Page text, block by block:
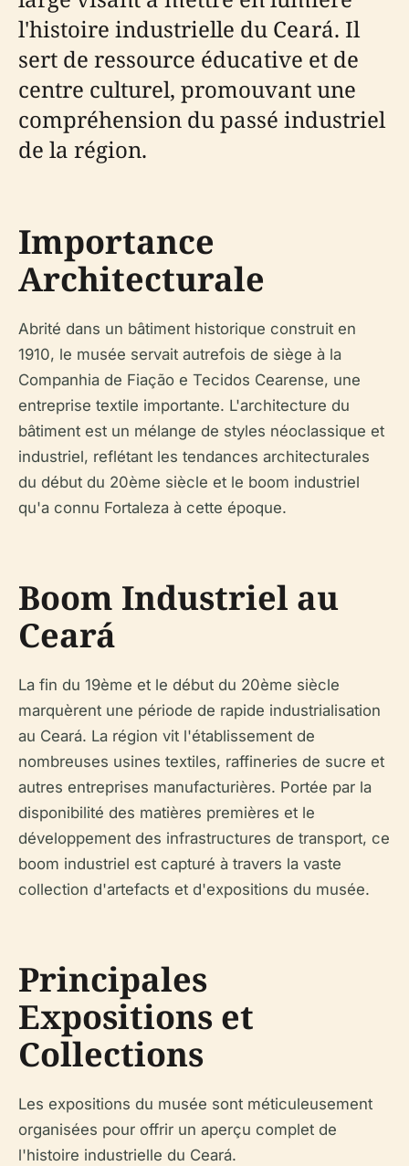
l'histoire industrielle du Ceará. Il
sert de ressource éducative et de
centre culturel, promouvant une
compréhension du passé industriel
de la région.
Importance
Architecturale
Abrité dans un bâtiment historique construit en
1910, le musée servait autrefois de siège à la
Companhia de Fiação e Tecidos Cearense, une
entreprise textile importante. L'architecture du
bâtiment est un mélange de styles néoclassique et
industriel, reflétant les tendances architecturales
du début du 20ème siècle et le boom industriel
qu'a connu Fortaleza à cette époque.
Boom Industriel au
Ceará
La fin du 19ème et le début du 20ème siècle
marquèrent une période de rapide industrialisation
au Ceará. La région vit l'établissement de
nombreuses usines textiles, raffineries de sucre et
autres entreprises manufacturières. Portée par la
disponibilité des matières premières et le
développement des infrastructures de transport, ce
boom industriel est capturé à travers la vaste
collection d'artefacts et d'expositions du musée.
Principales
Expositions et
Collections
Les expositions du musée sont méticuleusement
organisées pour offrir un aperçu complet de
l'histoire industrielle du Ceará.